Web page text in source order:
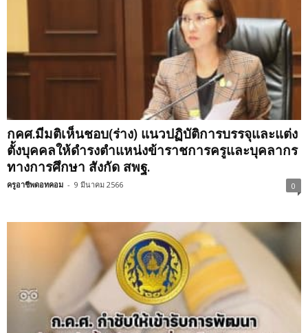
กคศ.มีมติเห็นชอบ(ร่าง) แนวปฏิบัติการบรรจุและแต่ง
ตั้งบุคคลให้ดำรงตำแหน่งข้าราชการครูและบุคลากร
ทางการศึกษา สังกัด สพฐ.
ครูอาชีพดอทคอม - 9 มีนาคม 2566 0